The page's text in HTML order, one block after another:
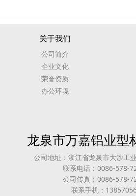
关于我们
公司简介
企业文化
荣誉资质
办公环境
龙泉市万嘉铝业型
公司地址：浙江省龙泉市大沙工
联系电话：0086-578-
公司传真：0086-578-
联系手机：